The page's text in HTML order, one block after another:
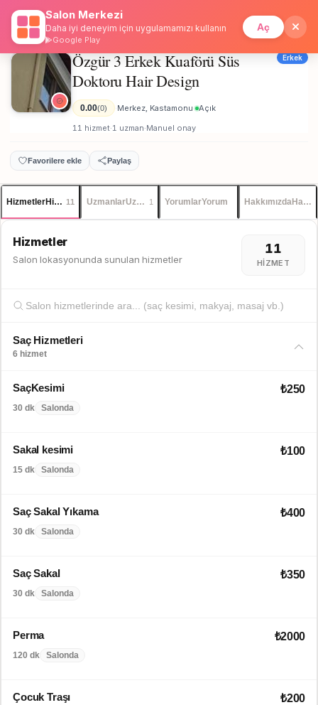
İstanbul Giriş Üye Ol
Anasayfa / Kastamonu
/
Özgür 3 Erkek Kuaförü Süs Doktoru Hair Design
Özgür 3 Erkek Kuaförü Süs
Doktoru Hair Design
Erkek
0.00(0) ·Merkez, Kastamonu· Açık
11 hizmet·1 uzman·Manuel onay
Favorilere ekle Paylaş
HizmetlerHizmetler
11 UzmanlarUzmanlar
1 YorumlarYorum Hakkımızda
Hizmetler
Salon lokasyonunda sunulan hizmetler
11
HIZMET
Saç Hizmetleri
6 hizmet
SaçKesimi
30 dk Salonda
₺250
Sakal kesimi
15 dk Salonda
₺100
Saç Sakal Yıkama
30 dk Salonda
₺400
Saç Sakal
30 dk Salonda
₺350
Perma
120 dk Salonda
₺2000
Çocuk Traşı ₺200
Salon Merkezi
Daha iyi deneyim için uygulamamızı kullanın
Google Play
Aç